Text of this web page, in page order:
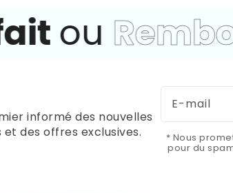
ou
informé des nouvelles
des offres exclusives.
E-mail
* Nous
pour du